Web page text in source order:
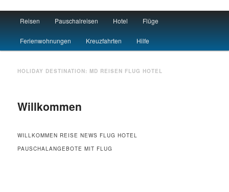
Travel : De
Skip to primary content
Skip to secondary content
Reisen Pauschalreisen Hotel Flüge
Ferienwohnungen Kreuzfahrten Hilfe
HOLIDAY DESTINATION: MD REISEN FLUG HOTEL
Willkommen
WILLKOMMEN REISE NEWS FLUG HOTEL
PAUSCHALANGEBOTE MIT FLUG